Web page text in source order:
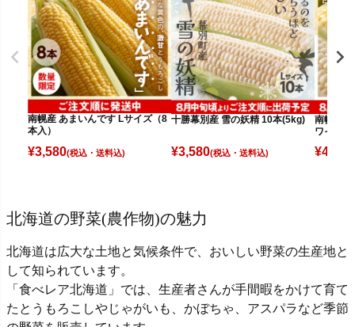
南幌産 あまいんです Lサイズ（8
本入）
¥3,580(税込)
十勝幕別産 雪の妖精 10本(5kg)
¥3,580(税込)
南幌産
ワイト
¥4,080
北海道の野菜(農作物)の魅力
北海道は広大な土地と気候条件で、おいしい野菜の生産地と
して知られています。
「食べレア北海道」では、生産者さんが手間暇をかけて育て
たとうもろこしやじゃがいも、かぼちゃ、アスパラなど季節